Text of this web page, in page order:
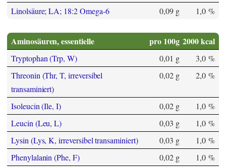
Linolsäure; LA; 18:2 Omega-6
0,09 g 1,0 %
Aminosäuren, essentielle pro 100g 2000 kcal
Tryptophan (Trp, W) 0,01 g
3,0 %
Threonin (Thr, T, irreversibel
transaminiert)
0,02 g 2,0 %
Isoleucin (Ile, I) 0,02 g
1,0 %
Leucin (Leu, L)
0,03 g
1,0 %
Lysin (Lys, K, irreversibel transaminiert)
0,03 g
1,0 %
Phenylalanin (Phe, F)
0,02 g
1,0 %